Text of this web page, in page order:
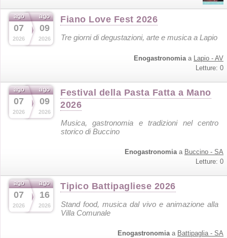
ago
07
2026
ago
09
2026
Fiano Love Fest 2026
Tre giorni di degustazioni, arte e musica a Lapio
Enogastronomiaa Lapio - AV
Letture: 0
ago
07
2026
ago
09
2026
Festival della Pasta Fatta a Mano
2026
Musica, gastronomia e tradizioni nel centro
storico di Buccino
Enogastronomiaa Buccino - SA
Letture: 0
ago
07
2026
ago
16
2026
Tipico Battipagliese 2026
Stand food, musica dal vivo e animazione alla
Villa Comunale
Enogastronomiaa Battipaglia - SA